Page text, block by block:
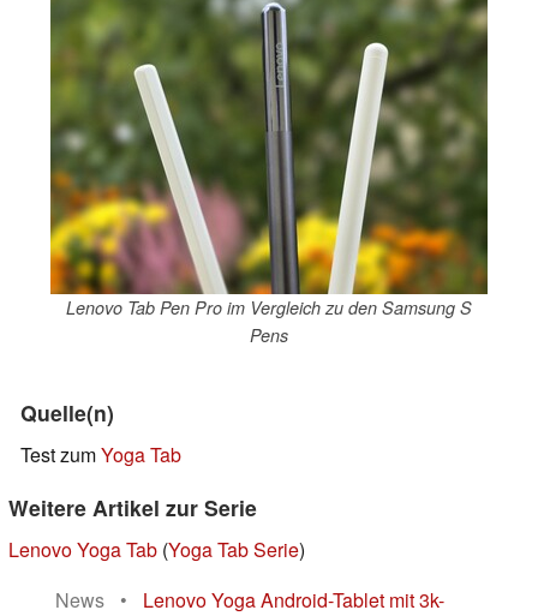
Lenovo Tab Pen Pro im Vergleich zu den Samsung S
Pens
Quelle(n)
Test zumYoga Tab
Weitere Artikel zur Serie
Lenovo Yoga Tab (Yoga Tab Serie)
News
•
Lenovo Yoga Android-Tablet mit 3k-